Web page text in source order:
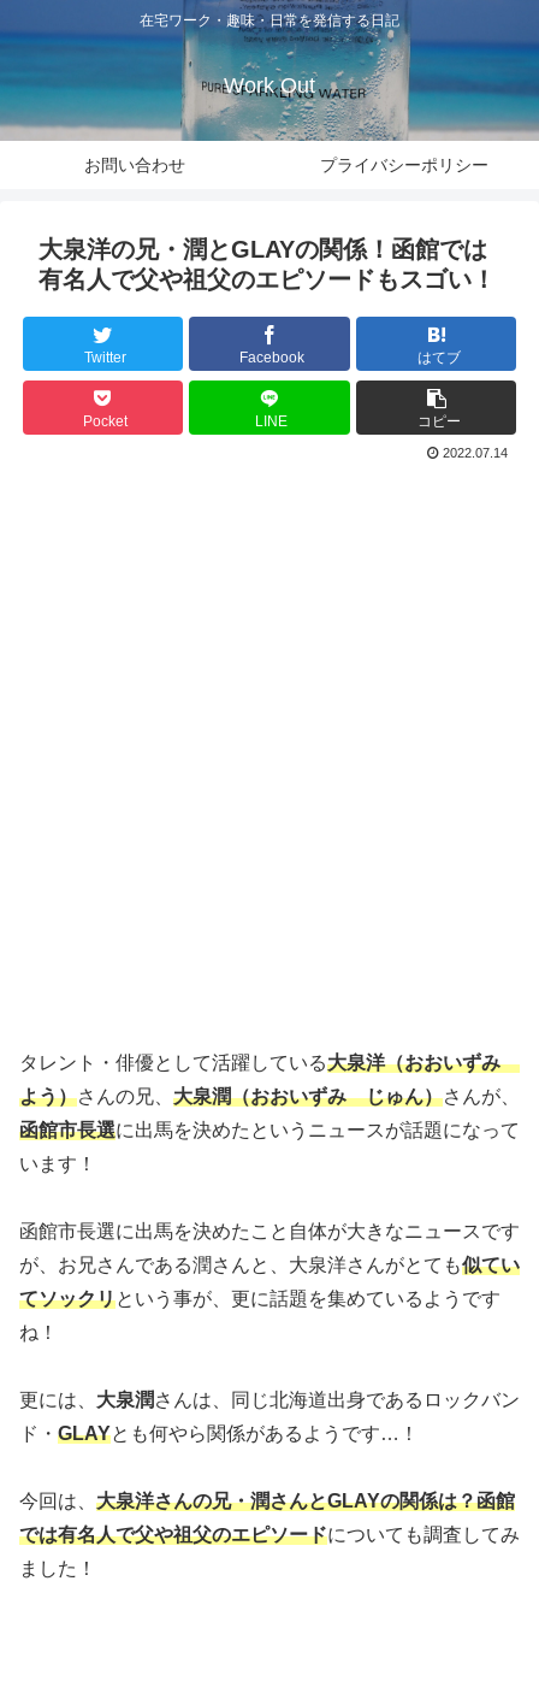
在宅ワーク・趣味・日常を発信する日記
Work Out
お問い合わせ プライバシーポリシー
大泉洋の兄・潤とGLAYの関係！函館では
有名人で父や祖父のエピソードもスゴい！
Twitter Facebook はてブ
Pocket LINE コピー
2022.07.14
タレント・俳優として活躍している大泉洋（おおいずみ
よう）さんの兄、 大泉潤（おおいずみ じゅん）さんが、
函館市長選に出馬を決めたというニュースが話題になって
います！
函館市長選に出馬を決めたこと自体が大きなニュースです
が、お兄さんである潤さんと、大泉洋さんがとても似てい
てソックリという事が、更に話題を集めているようです
ね！
更には、 大泉潤さんは、同じ北海道出身であるロックバン
ド・ GLAYとも何やら関係があるようです…！
今回は、 大泉洋さんの兄・潤さんとGLAYの関係は？函館
では有名人で父や祖父のエピソードについても調査してみ
ました！